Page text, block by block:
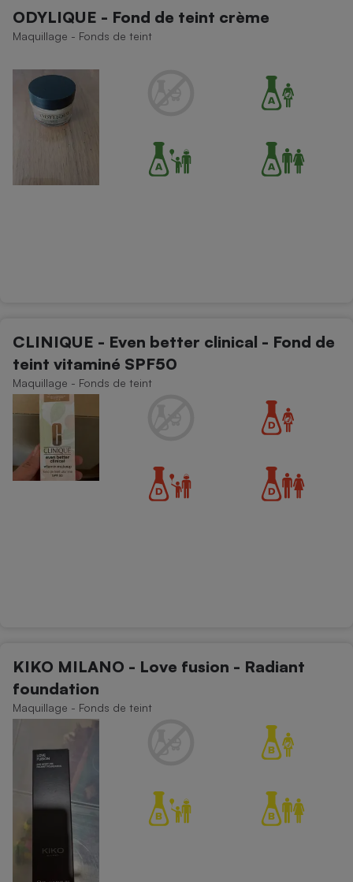
ODYLIQUE - Fond de teint crème
Maquillage - Fonds de teint
CLINIQUE - Even better clinical - Fond de
teint vitaminé SPF50
Maquillage - Fonds de teint
KIKO MILANO - Love fusion - Radiant
foundation
Maquillage - Fonds de teint